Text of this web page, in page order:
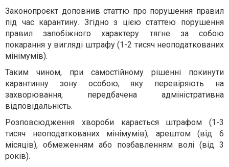
Законопроєкт доповнив статтю про порушення правил
під час карантину. Згідно з цією статтею порушення
правил запобіжного характеру тягне за собою
покарання у вигляді штрафу (1-2 тисяч неоподаткованих
мінімумів).
Таким чином, при самостійному рішенні покинути
карантинну зону особою, яку перевіряють на
захворювання, передбачена адміністративна
відповідальність.
Розповсюдження хвороби карається штрафом (1-3
тисяч неоподаткованих мінімумів), арештом (від 6
місяців), обмеженням або позбавленням волі (від 3
років).